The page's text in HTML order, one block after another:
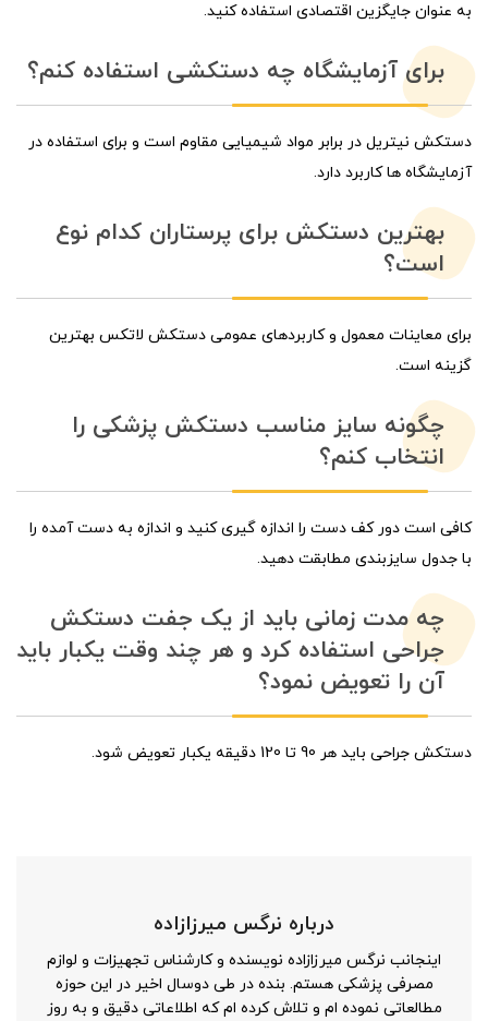
به عنوان جایگزین اقتصادی استفاده کنید.
برای آزمایشگاه چه دستکشی استفاده کنم؟
دستکش نیتریل در برابر مواد شیمیایی مقاوم است و برای استفاده در
آزمایشگاه ها کاربرد دارد.
بهترین دستکش برای پرستاران کدام نوع
است؟
برای معاینات معمول و کاربردهای عمومی دستکش لاتکس بهترین
گزینه است.
چگونه سایز مناسب دستکش پزشکی را
انتخاب کنم؟
کافی است دور کف دست را اندازه گیری کنید و اندازه به دست آمده را
با جدول سایزبندی مطابقت دهید.
چه مدت زمانی باید از یک جفت دستکش
جراحی استفاده کرد و هر چند وقت یکبار باید
آن را تعویض نمود؟
دستکش جراحی باید هر 90 تا 120 دقیقه یکبار تعویض شود.
درباره نرگس میرزازاده
اینجانب نرگس میرزازاده نویسنده و کارشناس تجهیزات و لوازم
مصرفی پزشکی هستم. بنده در طی دوسال اخیر در این حوزه
مطالعاتی نموده ام و تلاش کرده ام که اطلاعاتی دقیق و به روز